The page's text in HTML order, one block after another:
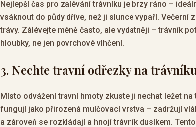
Nejlepší čas pro zalévání trávníku je brzy ráno –
vsáknout do půdy dříve, než ji slunce vypaří. Večerní
trávy. Zálévejte méně často, ale vydatněji – trávník
hloubky, ne jen povrchové vlhčení.
3. Nechte travní odřezky na trávníku
Místo odvážení travní hmoty zkuste ji nechat ležet
fungují jako přirozená mulčovací vrstva – zadržují
a zároveň se rozkládají a hnojí trávník dusíkem.